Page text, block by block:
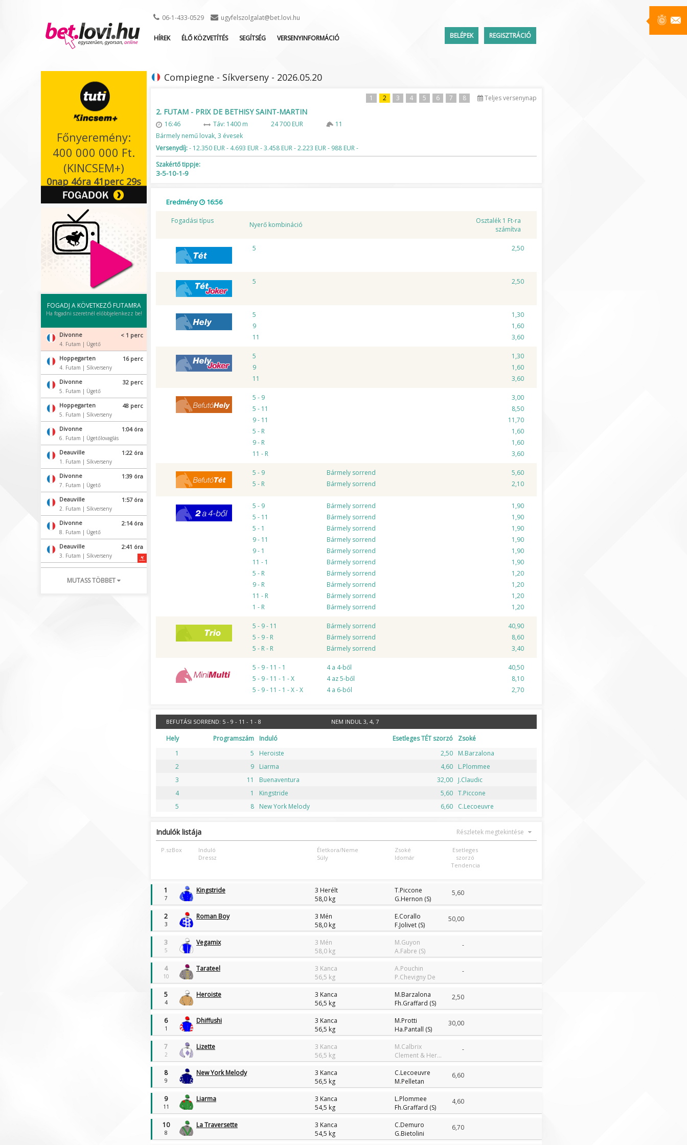
06-1-433-0529 ugyfelszolgalat@bet.lovi.hu
HÍREK ÉLŐ KÖZVETÍTÉS
SEGÍTSÉG
SEGÉDLET
GYAKORI KÉRDÉSEK
ÉLŐ KÖZVETÍTÉS
HÍRLEVÉL
VERSENYINFORMÁCIÓ
LEJELENTETTEK LISTÁJA
BELÉPEK REGISZTRÁCIÓ
Főnyeremény:
400 000 000 Ft.
(KINCSEM+)
0nap 4óra 41perc 28s
FOGADJ A KÖVETKEZŐ FUTAMRA
Ha fogadni szeretnél előbbjelenkezz be!
Divonne < 1 perc
4. Futam | Ügető
Hoppegarten 16 perc
4. Futam | Síkverseny
Divonne 32 perc
5. Futam | Ügető
Hoppegarten 48 perc
5. Futam | Síkverseny
Divonne 1:04 óra
6. Futam | Ügetőlovaglás
Deauville 1:22 óra
1. Futam | Síkverseny
Divonne 1:39 óra
7. Futam | Ügető
Deauville 1:57 óra
2. Futam | Síkverseny
Divonne 2:14 óra
8. Futam | Ügető
Deauville 2:41 óra
3. Futam | Síkverseny
Hoppegarten 3:06 óra
8. Futam | Síkverseny
MUTASS TÖBBET
Compiegne - Síkverseny - 2026.05.20
Teljes versenynap
1 2 3 4 5 6 7 8
2. FUTAM - PRIX DE BETHISY SAINT-MARTIN
16:46 Táv: 1400 m 24 700 EUR
11
Bármely nemű lovak, 3 évesek
Versenydíj:- 12.350 EUR - 4.693 EUR - 3.458 EUR - 2.223 EUR - 988 EUR -
Szakértő tippje:
3-5-10-1-9
Eredmény 16:56
Fogadási típus Nyerő kombináció
Osztalék 1 Ft-ra
számítva
Tét 5 2,50
Tét Joker 5 2,50
Hely 5
1,30
9
1,60
11
3,60
Hely Joker 5
1,30
9
1,60
11
3,60
Befutó Hely 5 - 9
3,00
5 - 11
8,50
9 - 11
11,70
5 - R
1,60
9 - R
1,60
11 - R
3,60
Befutó Tét 5 - 9 Bármely sorrend
5,60
5 - R
Bármely sorrend 2,10
2 a 4-ből 5 - 9 Bármely sorrend
1,90
5 - 11
Bármely sorrend
1,90
5 - 1
Bármely sorrend
1,90
9 - 11
Bármely sorrend
1,90
9 - 1
Bármely sorrend
1,90
11 - 1
Bármely sorrend
1,90
5 - R
Bármely sorrend
1,20
9 - R
Bármely sorrend
1,20
11 - R
Bármely sorrend
1,20
1 - R
Bármely sorrend 1,20
5 - 9 - 11 Bármely sorrend
40,90
5 - 9 - R
Bármely sorrend
8,60
5 - R - R
Bármely sorrend 3,40
Mini Multi 5 - 9 - 11 - 1 4 a 4-ből
40,50
5 - 9 - 11 - 1 - X
4 az 5-ből
8,10
5 - 9 - 11 - 1 - X - X
4 a 6-ból 2,70
BEFUTÁSI SORREND: 5 - 9 - 11 - 1 - 8 NEM INDUL 3, 4, 7
Hely Programszám Induló Esetleges TÉT szorzó
Zsoké
1
5 Heroiste 2,50
M.Barzalona
2
9 Liarma 4,60
L.Plommee
3
11 Buenaventura 32,00
J.Claudic
4
1 Kingstride 5,60 T.Piccone
5
8 New York Melody 6,60 C.Lecoeuvre
Indulók listája Részletek megtekintése
P.szBox
Induló
Dressz
Életkora/Neme
Súly
Zsoké
Idomár
Esetleges
szorzó
Tendencia
1
7
Kingstride
3 Herélt
58,0 kg
T.Piccone
G.Hernon (S)
5,60
2
3
Roman Boy
3 Mén
58,0 kg
E.Corallo
F.Jolivet (S)
50,00
3
5
Vegamix
3 Mén
58,0 kg
M.Guyon
A.Fabre (S)
-
4
10
Tarateel
3 Kanca
56,5 kg
A.Pouchin
P.Chevigny De
-
5
4
Heroiste
3 Kanca
56,5 kg
M.Barzalona
Fh.Graffard (S)
2,50
6
1
Dhiffushi
3 Kanca
56,5 kg
M.Protti
Ha.Pantall (S)
30,00
7
2
Lizette
3 Kanca
56,5 kg
M.Calbrix
Clement & Hermans (S)
-
8
9
New York Melody
3 Kanca
56,5 kg
C.Lecoeuvre
M.Pelletan
6,60
9
11
Liarma
3 Kanca
54,5 kg
L.Plommee
Fh.Graffard (S)
4,60
10
8
La Traversette
3 Kanca
54,5 kg
C.Demuro
G.Bietolini
6,70